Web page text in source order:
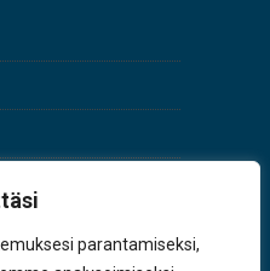
parantamiseksi,